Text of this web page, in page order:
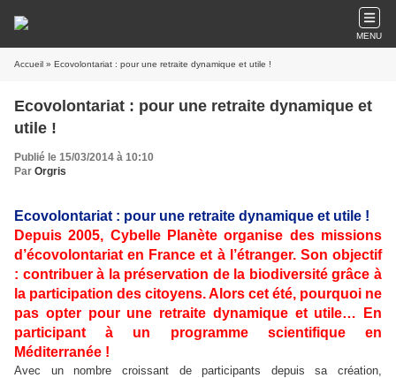
MENU
Accueil » Ecovolontariat : pour une retraite dynamique et utile !
Ecovolontariat : pour une retraite dynamique et
utile !
Publié le 15/03/2014 à 10:10
Par Orgris
Ecovolontariat : pour une retraite dynamique et utile !
Depuis 2005, Cybelle Planète organise des missions
d’écovolontariat en France et à l’étranger. Son objectif
: contribuer à la préservation de la biodiversité grâce à
la participation des citoyens. Alors cet été, pourquoi ne
pas opter pour une retraite dynamique et utile… En
participant à un programme scientifique en
Méditerranée !
Avec un nombre croissant de participants depuis sa création,